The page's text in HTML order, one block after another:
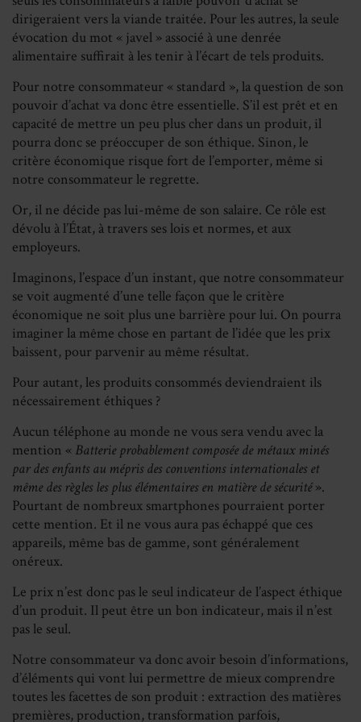
dirigeraient vers la viande traitée. Pour les autres, la seule
évocation du mot « javel » associé à une denrée
alimentaire suffirait à les tenir à l’écart de tels produits.
Pour notre consommateur « standard », la question de son
pouvoir d’achat va donc être essentielle. S’il est prêt et en
capacité de mettre un peu plus cher dans un produit, il
pourra donc se préoccuper de son éthique. Sinon, le
critère économique risque fort de l’emporter, même si
notre consommateur le regrette.
Or, il ne décide pas lui-même de son salaire. Ce rôle est
dévolu à l’État, à travers ses lois et normes, et aux
employeurs.
Imaginons, l’espace d’un instant, que notre consommateur
se voit augmenté d’une telle façon que le critère
économique ne soit plus une barrière pour lui. On pourra
imaginer la même chose en partant de l’idée que les prix
baissent, pour parvenir au même résultat.
Pour autant, les produits consommés deviendraient ils
nécessairement éthiques ?
Aucun téléphone au monde ne vous sera vendu avec la
mention « Batterie probablement composée de métaux minés
par des enfants au mépris des conventions internationales et
mêmedes règles les plus élémentaires en matière de sécurité».
Pourtant de nombreux smartphones pourraient porter
cette mention. Et il ne vous aura pas échappé que ces
appareils, même bas de gamme, sont généralement
onéreux.
Le prix n’est donc pas le seul indicateur de l’aspect éthique
d’un produit. Il peut être un bon indicateur, mais il n’est
pas le seul.
Notre consommateur va donc avoir besoin d’informations,
d’éléments qui vont lui permettre de mieux comprendre
toutes les facettes de son produit : extraction des matières
premières, production, transformation parfois,